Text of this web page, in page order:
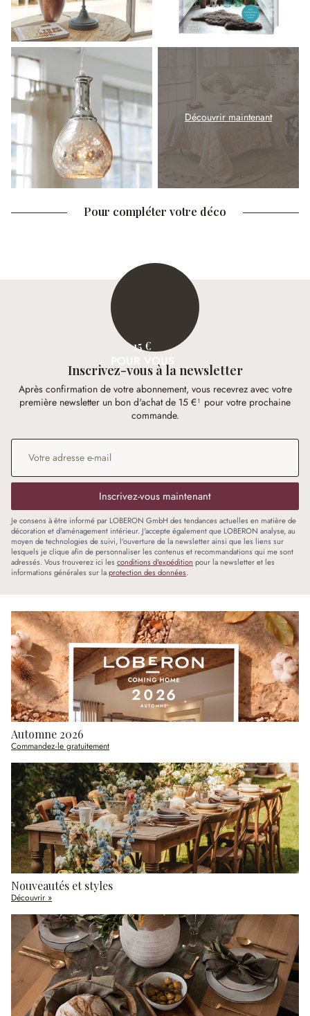
Découvrir maintenant
Pour compléter votre déco
15 €
POUR VOUS
Inscrivez-vous à la newsletter
Après confirmation de votre abonnement, vous recevrez avec votre
première newsletter un bon d'achat de 15 €¹ pour votre prochaine
commande.
Adresse e-mail
Inscrivez-vous maintenant
Je consens à être informé par LOBERON GmbH des tendances actuelles en matière de
décoration et d'aménagement intérieur. J'accepte également que LOBERON analyse, au
moyen de technologies de suivi, l'ouverture de la newsletter ainsi que les liens sur
lesquels je clique afin de personnaliser les contenus et recommandations qui me sont
adressés. Vous trouverez ici les conditions d'expédition pour la newsletter et les
informations générales sur laprotection des données.
Automne 2026
Commandez-le gratuitement
Nouveautés et styles
Découvrir »